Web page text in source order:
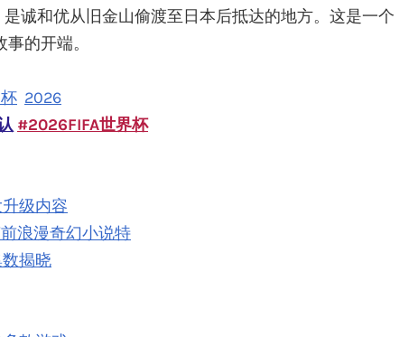
诚和优从旧金山偷渡至日本后抵达的地方。这是一个
的开端。
2026
#2026FIFA世界杯
级内容
浪漫奇幻小说特
揭晓